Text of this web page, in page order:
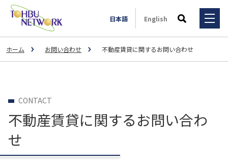
サービス・ソリューション
3PL事業
一般輸送事業
事例一覧
3PL
スポーツ用品メーカーM社様（大手運送会社Y社様とのコラ
全国拠点
会社情報
日本語 English
ホーム お問い合わせ 不動産賃貸に関するお問い合わせ
CONTACT
不動産賃貸に関するお問い合わ
せ